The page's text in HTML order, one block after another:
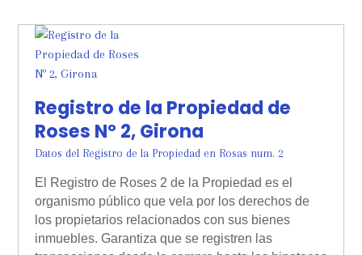
Registro de la Propiedad de
Roses Nº 2, Girona
Datos del Registro de la Propiedad en Rosas num. 2
El Registro de Roses 2 de la Propiedad es el
organismo público que vela por los derechos de
los propietarios relacionados con sus bienes
inmuebles. Garantiza que se registren las